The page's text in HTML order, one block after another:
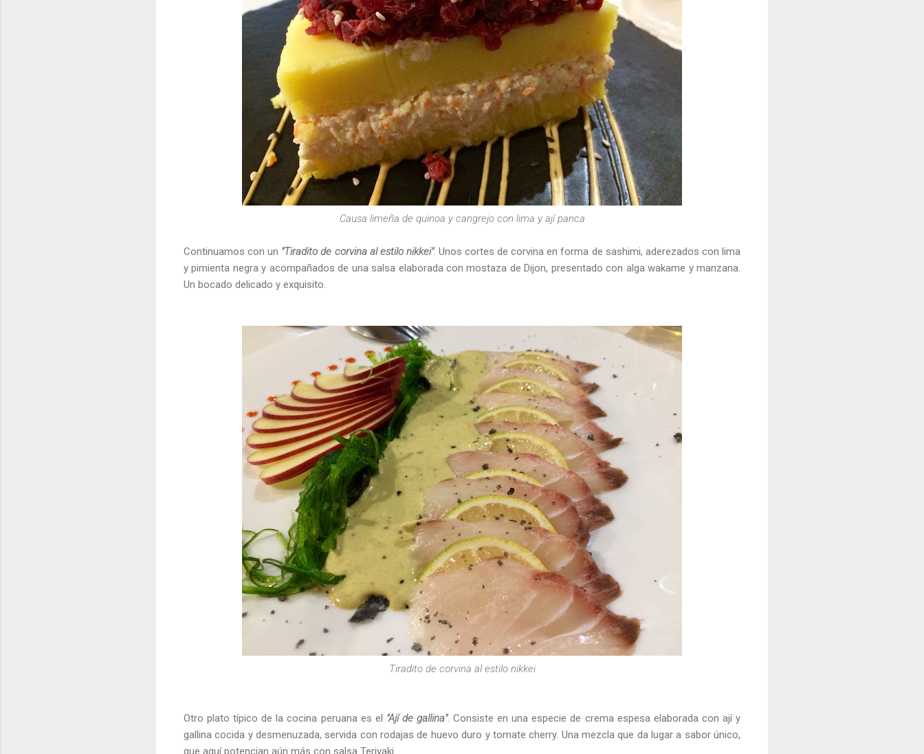
Causa limeña de quinoa y cangrejo con lima y ají panca
Continuamos con un "Tiradito de corvina al estilo nikkei". Unos cortes de corvina en forma de sashimi, aderezados con lima
y pimienta negra y acompañados de una salsa elaborada con mostaza de Dijon, presentado con alga wakame y manzana.
Un bocado delicado y exquisito.
Tiradito de corvina al estilo nikkei
Otro plato típico de la cocina peruana es el "Ají de gallina". Consiste en una especie de crema espesa elaborada con ají y
gallina cocida y desmenuzada, servida con rodajas de huevo duro y tomate cherry. Una mezcla que da lugar a sabor único,
que aquí potencian aún más con salsa Teriyaki.